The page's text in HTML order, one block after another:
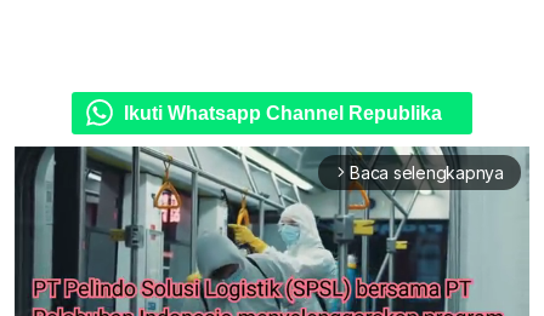
Ikuti Whatsapp Channel Republika
arrow_forward_ios Baca selengkapnya